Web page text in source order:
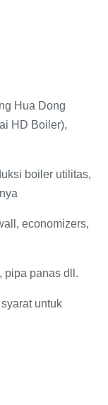
Hua Dong
HD Boiler),
boiler utilitas,
economizers,
pipa panas dll.
untuk